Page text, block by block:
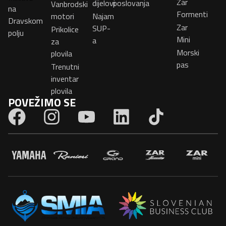
na
Dravskom
polju
Vanbrodski
motori
Prikolice
za
plovila
Trenutni
inventar
plovila
dijelovi
Najam
SUP-
a
poslovanja
Formenti
Zar
Mini
Morski
pas
POVEŽIMO SE